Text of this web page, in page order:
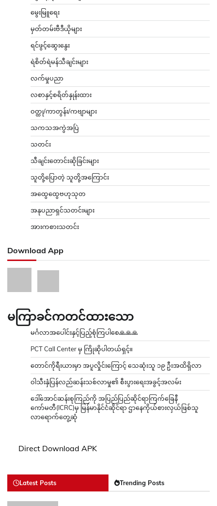
မွေးမြူရေး
မှတ်တမ်းဗီဒီယိုများ
ရင်ဖွင့်ဆွေးနွေး
ရဲစိတ်ရဲမန်သီချင်းများ
လက်မှုပညာ
လစာနှင့်စရိတ်နှုန်းထား
ဝတ္ထု/ကာတွန်း/ကဗျာများ
သကသအကွဲအပြဲ
သတင်း
သီချင်းတောင်းဆိုခြင်းများ
သူတို့ပြောတဲ့ သူတို့အကြောင်း
အထွေထွေဗဟုသုတ
အနုပညာရှင်သတင်းများ
အားကစားသတင်း
Download App
မကြာခင်ကတင်ထားသော
မင်္ဂလာအပေါင်းနှင့်ပြည့်စုံကြပါစေ🙏🙏🙏
PCT Call Center မှ ကြိုဆိုပါတယ်ရှင့်။
တောင်ကိုရီးယားမှာ အပူလှိုင်းကြောင့် သေဆုံးသူ ၁၉ ဦးအထိရှိလာ
ဝါသီးနှံပြန်လည်ဆန်းသစ်လာမှု၏ စီးပွားရေးအခွင့်အလမ်း
ဒေါ်အောင်ဆန်းစုကြည်ကို အပြည်ပြည်ဆိုင်ရာကြက်ခြေနီ
ကော်မတီ(ICRC)မှ မြန်မာနိုင်ငံဆိုင်ရာ ဌာနေကိုယ်စားလှယ်ဖြစ်သူ
လာရောက်တွေ့ဆုံ
Direct Download APK
Latest Posts Trending Posts